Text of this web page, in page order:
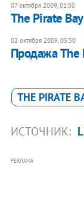
07 октября 2009, 01:50
The Pirate
02 октября 2009, 05:30
Продажа The
THE PIRATE
ИСТОЧНИК:
РЕКЛАМА